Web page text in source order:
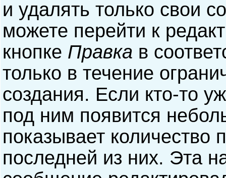
и удалять только свои
можете перейти к
кнопке Правка в
только в течение
создания. Если кто-то
под ним появится
показывает количество
последней из них. Эта